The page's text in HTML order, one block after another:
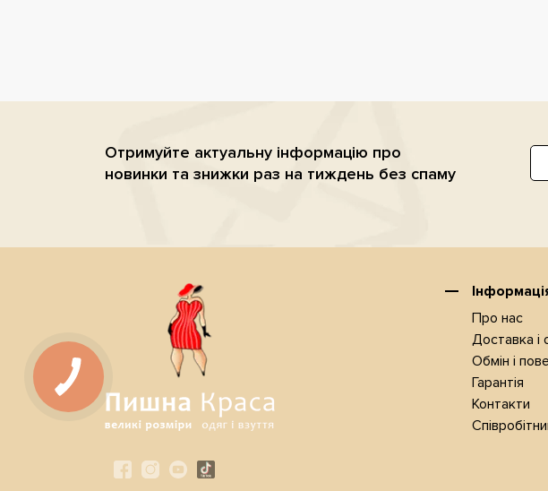
Отримуйте актуальну iнформацiю про
новинки та знижки раз на тиждень без спаму
Про нас
Доставка i
Обмін і
Гарантія
Контакти